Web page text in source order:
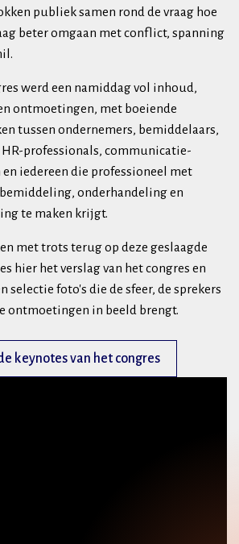
publiek samen rond de vraag hoe
beter omgaan met conflict, spanning
werd een namiddag vol inhoud,
ontmoetingen, met boeiende
tussen ondernemers, bemiddelaars,
professionals, communicatie-
iedereen die professioneel met
onderhandeling en
te maken krijgt.
met trots terug op deze geslaagde
hier het verslag van het congres en
selectie foto's die de sfeer, de sprekers
ontmoetingen in beeld brengt.
keynotes van het congres